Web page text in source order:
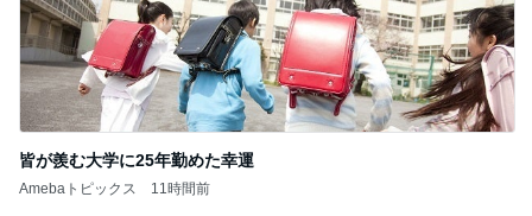
皆が羨む大学に25年勤めた幸運
Amebaトピックス 11時間前